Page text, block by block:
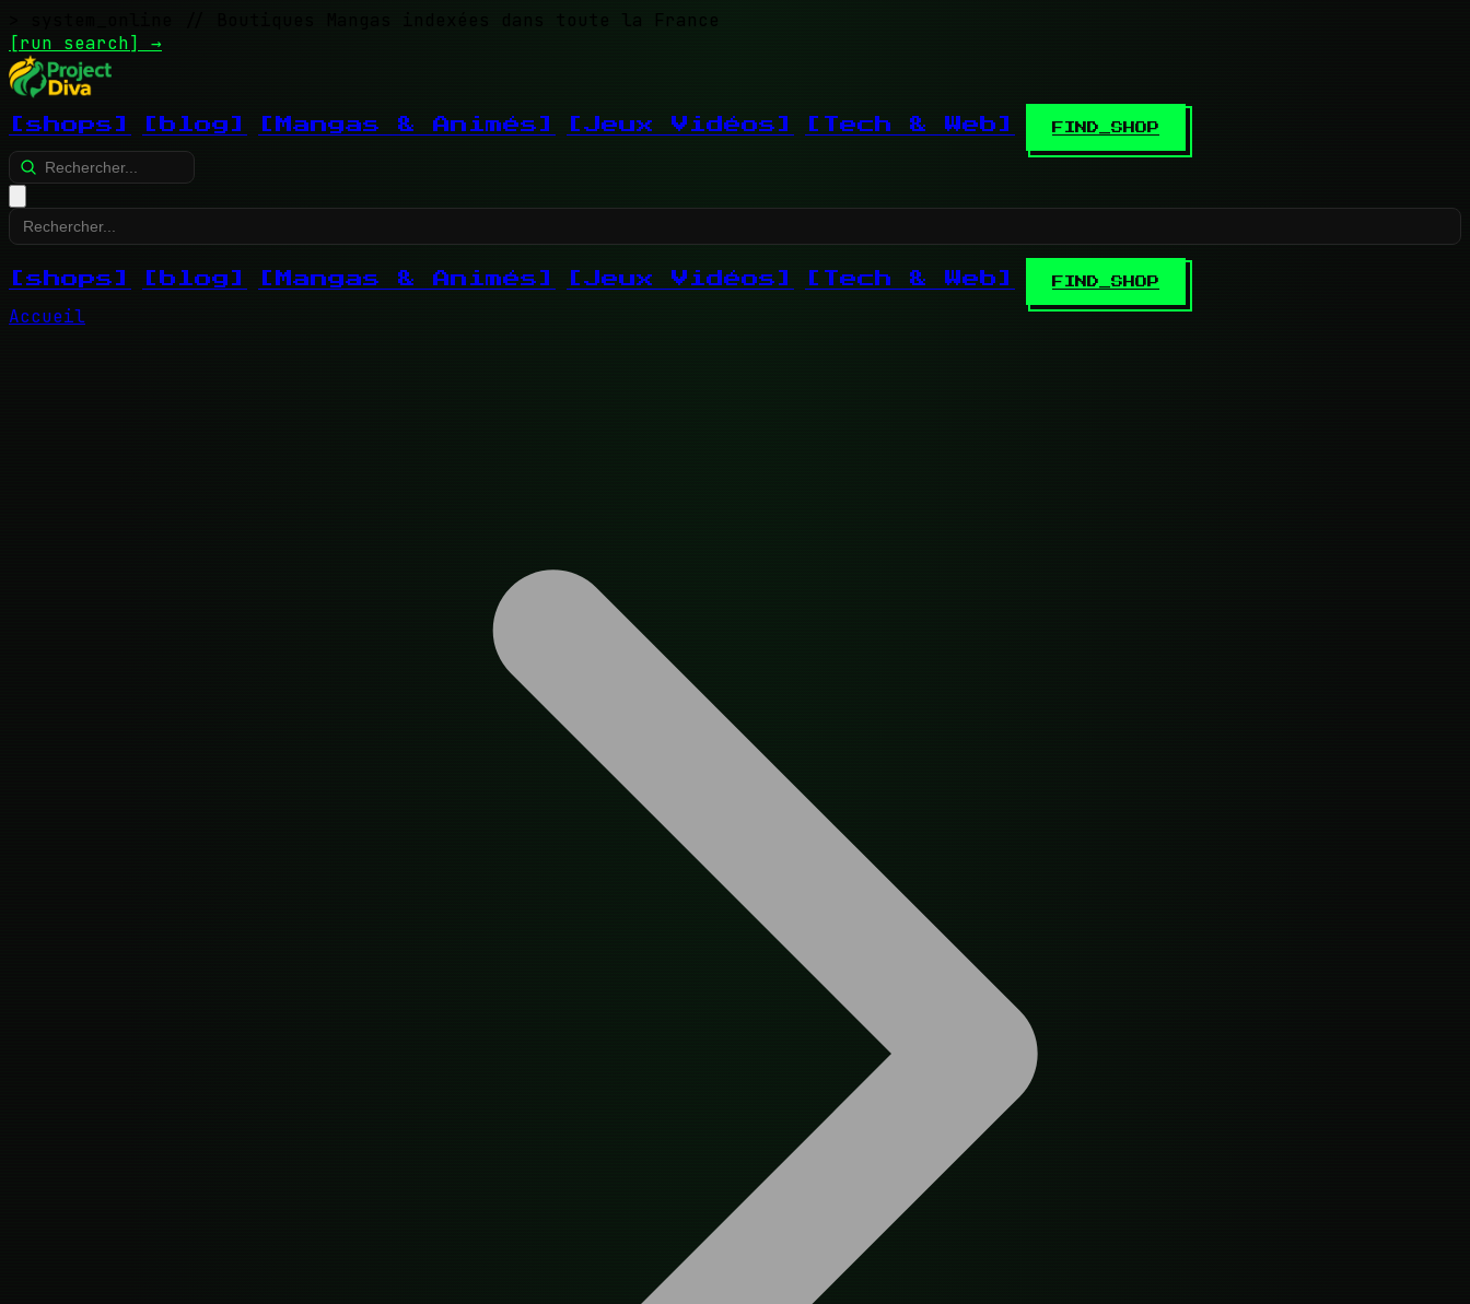
// Boutiques Mangas indexées dans toute la France
[run search] →
[shops] [blog] [Mangas & Animés] [Jeux Vidéos] [Tech & Web] FIND_SHOP
[shops] [blog] [Mangas & Animés] [Jeux Vidéos] [Tech & Web] FIND_SHOP
Accueil